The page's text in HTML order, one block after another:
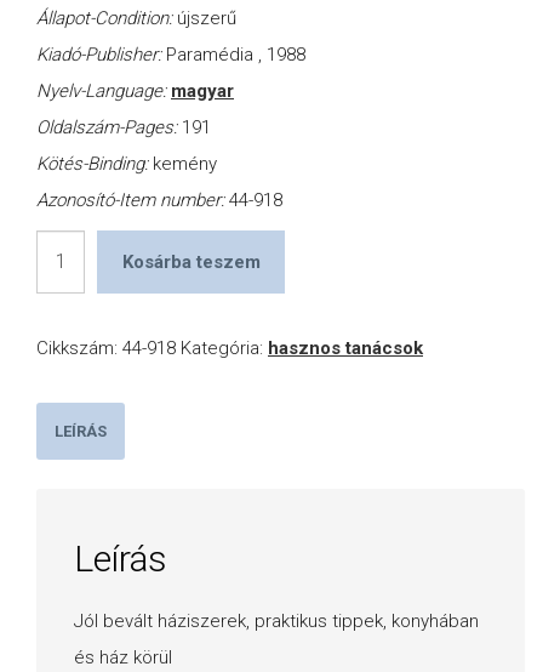
Állapot-Condition: újszerű
Kiadó-Publisher: Paramédia , 1988
Nyelv-Language: magyar
Oldalszám-Pages: 191
Kötés-Binding: kemény
Azonosító-Item number:44-918
mennyiség
Kosárba teszem
Cikkszám: 44-918 Kategória: hasznos tanácsok
LEÍRÁS
Leírás
Jól bevált háziszerek, praktikus tippek, konyhában
és ház körül